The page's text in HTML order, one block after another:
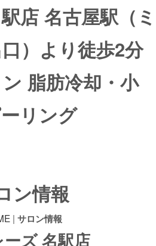
店 名古屋駅（ミ
）より徒歩2分
脂肪冷却・小
リング
ン情報
| サロン情報
ズ 名駅店